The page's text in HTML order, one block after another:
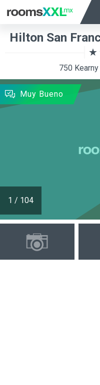
Ocupación
Hilton San
750
1 / 104
Muy Bueno